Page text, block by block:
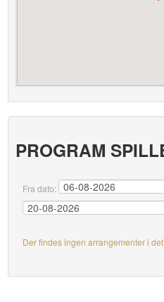
PROGRAM
Fra dato:
Der findes ingen arrangementer i